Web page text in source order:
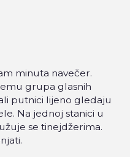
minuta navečer.
grupa glasnih
putnici lijeno gledaju
Na jednoj stanici u
se tinejdžerima.